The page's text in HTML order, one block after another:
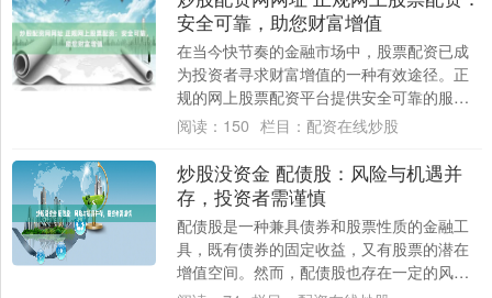
安全可靠，助您财富增值
在当今快节奏的金融市场中，股票配资已成
为投资者寻求财富增值的一种有效途径。正
规的网上股票配资平台提供安全可靠的服
务，帮助投资者放大收益潜力炒股配资网网
阅读： 150 栏目： 配资在线炒股
炒股没资金 配债股：风险与机遇并
存，投资者需谨慎
配债股是一种兼具债券和股票性质的金融工
具，既有债券的固定收益，又有股票的潜在
增值空间。然而，配债股也存在一定的风